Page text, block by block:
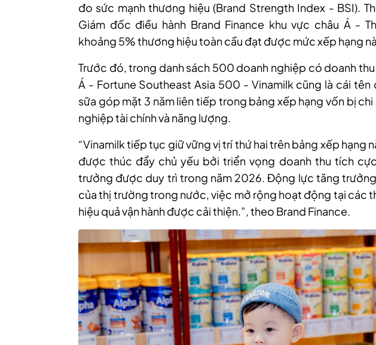
đo sức mạnh thương hiệu (Brand Strength Index - BSI).
Giám đốc điều hành Brand Finance khu vực châu Á -
khoảng 5% thương hiệu toàn cầu đạt được mức xếp hạng
Trước đó, trong danh sách 500 doanh nghiệp có doanh
Á - Fortune Southeast Asia 500 - Vinamilk cũng là cái tên
sữa góp mặt 3 năm liên tiếp trong bảng xếp hạng vốn bị
nghiệp tài chính và năng lượng.
“Vinamilk tiếp tục giữ vững vị trí thứ hai trên bảng xếp hạng
được thúc đẩy chủ yếu bởi triển vọng doanh thu tích
trưởng được duy trì trong năm 2026. Động lực tăng
của thị trường trong nước, việc mở rộng hoạt động tại các
hiệu quả vận hành được cải thiện.”, theo Brand Finance.